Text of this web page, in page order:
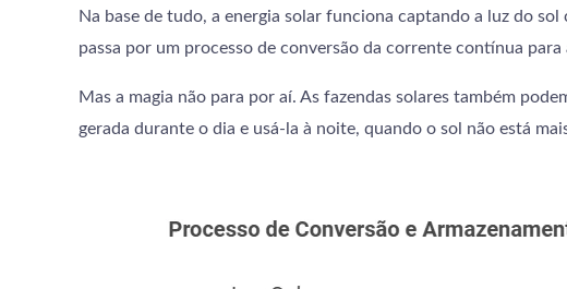
Na base de tudo, a energia solar funciona captando a luz do
passa por um processo de conversão da corrente contínua
Mas a magia não para por aí. As fazendas solares também
gerada durante o dia e usá-la à noite, quando o sol não está